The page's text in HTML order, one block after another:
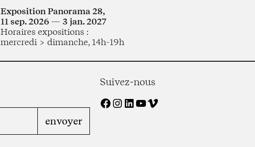
Exposition Panorama 28,
11 sep. 2026 — 3 jan. 2027
Horaires expositions :
mercredi > dimanche, 14h-19h
Suivez-nous
Facebook Instagram LinkedIn YouTube Vimeo